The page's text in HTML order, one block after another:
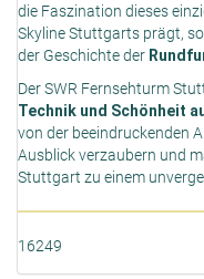
die Faszination dieses
Skyline Stuttgarts prägt,
der Geschichte der
Der SWR Fernsehturm
Technik und Schönheit
von der beeindruckenden
Ausblick verzaubern und
Stuttgart zu einem
16249